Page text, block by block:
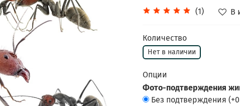
(1) В
Количество
Нет в наличии
Опции
Фото-подтверждения
Без подтверждения (+